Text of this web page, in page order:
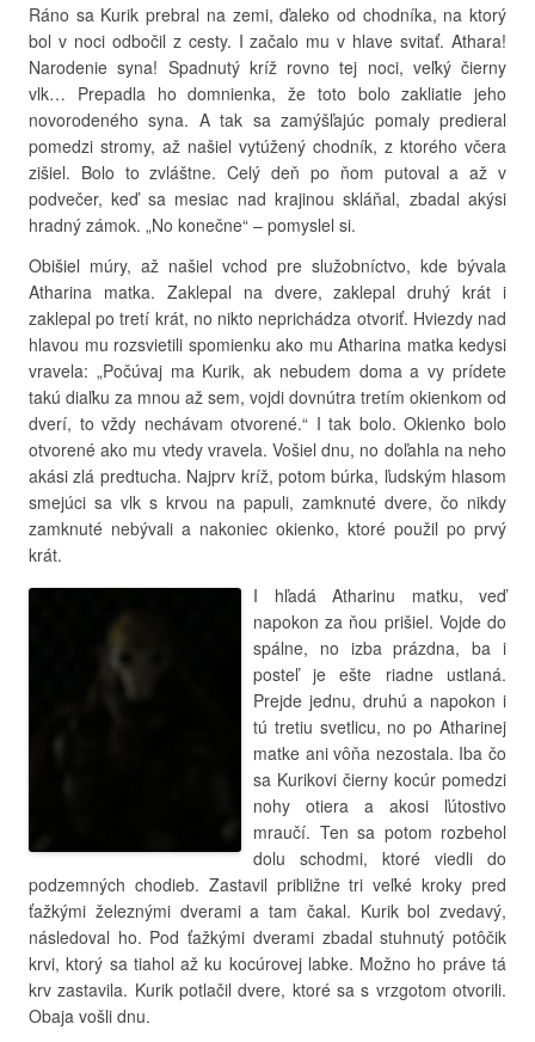
Ráno sa Kurik prebral na zemi, ďaleko od chodníka, na ktorý
bol v noci odbočil z cesty. I začalo mu v hlave svitať. Athara!
Narodenie syna! Spadnutý kríž rovno tej noci, veľký čierny
vlk… Prepadla ho domnienka, že toto bolo zakliatie jeho
novorodeného syna. A tak sa zamýšľajúc pomaly predieral
pomedzi stromy, až našiel vytúžený chodník, z ktorého včera
zišiel. Bolo to zvláštne. Celý deň po ňom putoval a až v
podvečer, keď sa mesiac nad krajinou skláňal, zbadal akýsi
hradný zámok. „No konečne“ – pomyslel si.
Obišiel múry, až našiel vchod pre služobníctvo, kde bývala
Atharina matka. Zaklepal na dvere, zaklepal druhý krát i
zaklepal po tretí krát, no nikto neprichádza otvoriť. Hviezdy nad
hlavou mu rozsvietili spomienku ako mu Atharina matka kedysi
vravela: „Počúvaj ma Kurik, ak nebudem doma a vy prídete
takú diaľku za mnou až sem, vojdi dovnútra tretím okienkom od
dverí, to vždy nechávam otvorené.“ I tak bolo. Okienko bolo
otvorené ako mu vtedy vravela. Vošiel dnu, no doľahla na neho
akási zlá predtucha. Najprv kríž, potom búrka, ľudským hlasom
smejúci sa vlk s krvou na papuli, zamknuté dvere, čo nikdy
zamknuté nebývali a nakoniec okienko, ktoré použil po prvý
krát.
I hľadá Atharinu matku, veď
napokon za ňou prišiel. Vojde do
spálne, no izba prázdna, ba i
posteľ je ešte riadne ustlaná.
Prejde jednu, druhú a napokon i
tú tretiu svetlicu, no po Atharinej
matke ani vôňa nezostala. Iba čo
sa Kurikovi čierny kocúr pomedzi
nohy otiera a akosi ľútostivo
mraučí. Ten sa potom rozbehol
dolu schodmi, ktoré viedli do
podzemných chodieb. Zastavil približne tri veľké kroky pred
ťažkými železnými dverami a tam čakal. Kurik bol zvedavý,
následoval ho. Pod ťažkými dverami zbadal stuhnutý potôčik
krvi, ktorý sa tiahol až ku kocúrovej labke. Možno ho práve tá
krv zastavila. Kurik potlačil dvere, ktoré sa s vrzgotom otvorili.
Obaja vošli dnu.